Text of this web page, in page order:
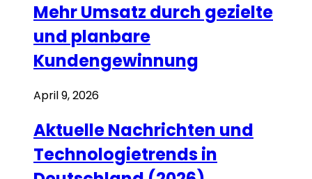
Mehr Umsatz durch gezielte
und planbare
Kundengewinnung
April 9, 2026
Aktuelle Nachrichten und
Technologietrends in